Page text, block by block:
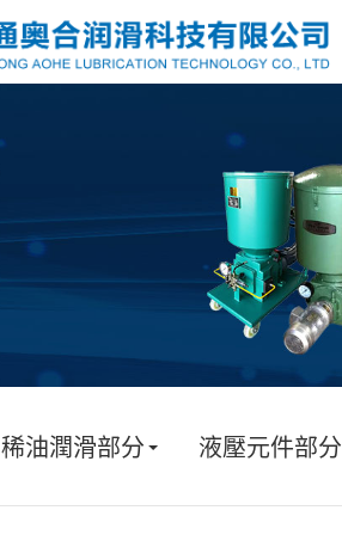
稀油潤滑部分 液壓元件部分